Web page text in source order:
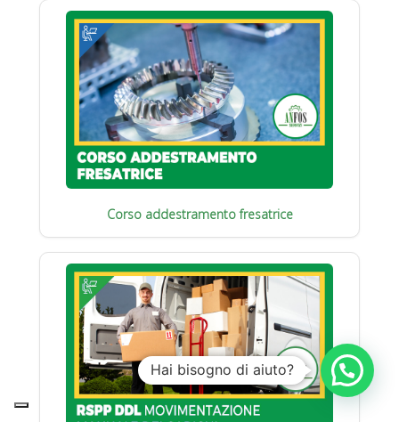
Corso addestramento fresatrice
Hai bisogno di aiuto?